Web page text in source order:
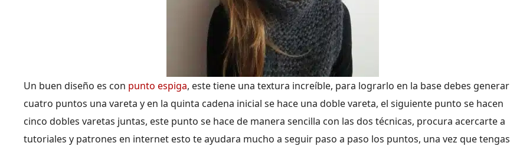
Un buen diseño es con punto espiga, este tiene una textura increíble, para lograrlo en la base debes generar
cuatro puntos una vareta y en la quinta cadena inicial se hace una doble vareta, el siguiente punto se hacen
cinco dobles varetas juntas, este punto se hace de manera sencilla con las dos técnicas, procura acercarte a
tutoriales y patrones en internet esto te ayudara mucho a seguir paso a paso los puntos, una vez que tengas